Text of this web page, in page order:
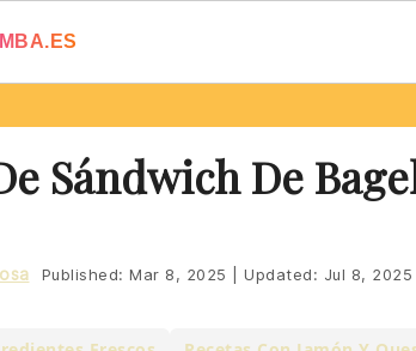
Sándwich De
Published: Mar 8, 2025 Updated: Jul 8, 2025